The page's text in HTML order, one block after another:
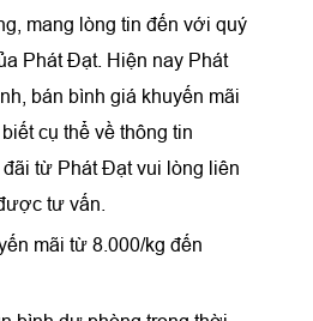
mang lòng tin đến với quý
Phát Đạt. Hiện nay Phát
bán bình giá khuyến mãi
cụ thể về thông tin
từ Phát Đạt vui lòng liên
tư vấn.
mãi từ 8.000/kg đến